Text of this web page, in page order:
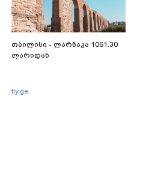
თბილისი - ლარნაკა 1061.30
ლარიდან
fly.ge